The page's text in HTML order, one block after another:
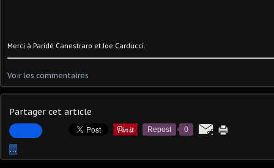
Merci à Paridé Canestraro et Joe Carducci.
Voir les commentaires
Partager cet article
Repost 0
…